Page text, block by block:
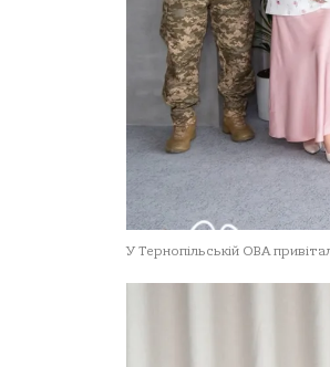
У Тернопільській ОВА